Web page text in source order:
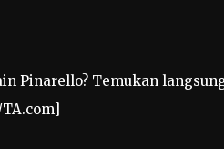
Pinarello? Temukan